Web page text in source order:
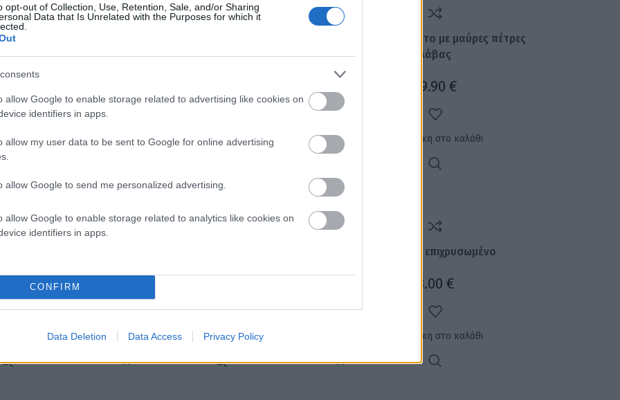
opt-out of Collection, Use, Retention, Sale, and/or Sharing
Data that Is Unrelated with the Purposes for which it
allow Google to enable storage related to advertising like cookies on
identifiers in apps.
allow my user data to be sent to Google for online advertising
allow Google to send me personalized advertising.
allow Google to enable storage related to analytics like cookies on
identifiers in apps.
CONFIRM
Data Deletion Data Access Privacy Policy
Με Ζιργκόν
€
πέτρα λάβας
Προσθήκη στο καλάθι
Κολιέ χειροποίητο με μαύρες πέτρες
λάβας
29.90€
Προσθήκη στο καλάθι
στο καλάθι Προσθήκη στο καλάθι
Δαχτυλίδι επιχρυσωμένο
8.00 €
Προσθήκη στο καλάθι